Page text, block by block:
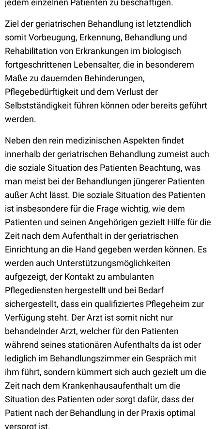
jedem einzelnen Patienten zu beschäftigen.
Ziel der geriatrischen Behandlung ist letztendlich
somit Vorbeugung, Erkennung, Behandlung und
Rehabilitation von Erkrankungen im biologisch
fortgeschrittenen Lebensalter, die in besonderem
Maße zu dauernden Behinderungen,
Pflegebedürftigkeit und dem Verlust der
Selbstständigkeit führen können oder bereits geführt
werden.
Neben den rein medizinischen Aspekten findet
innerhalb der geriatrischen Behandlung zumeist auch
die soziale Situation des Patienten Beachtung, was
man meist bei der Behandlungen jüngerer Patienten
außer Acht lässt. Die soziale Situation des Patienten
ist insbesondere für die Frage wichtig, wie dem
Patienten und seinen Angehörigen gezielt Hilfe für die
Zeit nach dem Aufenthalt in der geriatrischen
Einrichtung an die Hand gegeben werden können. Es
werden auch Unterstützungsmöglichkeiten
aufgezeigt, der Kontakt zu ambulanten
Pflegediensten hergestellt und bei Bedarf
sichergestellt, dass ein qualifiziertes Pflegeheim zur
Verfügung steht. Der Arzt ist somit nicht nur
behandelnder Arzt, welcher für den Patienten
während seines stationären Aufenthalts da ist oder
lediglich im Behandlungszimmer ein Gespräch mit
ihm führt, sondern kümmert sich auch gezielt um die
Zeit nach dem Krankenhausaufenthalt um die
Situation des Patienten oder sorgt dafür, dass der
Patient nach der Behandlung in der Praxis optimal
versorgt ist.